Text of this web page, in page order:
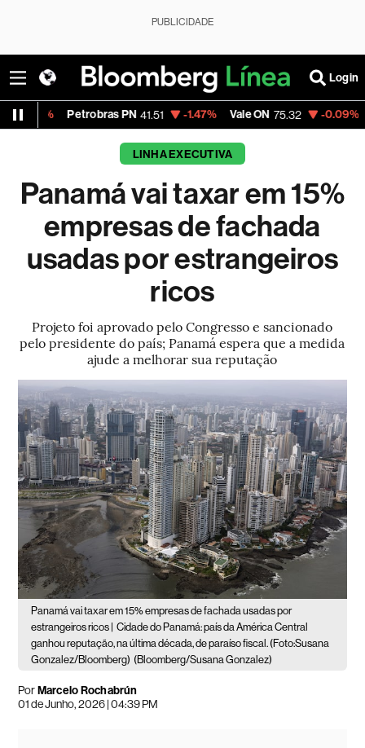
PUBLICIDADE
Login
Petrobras PN 41.51 -1.47% Vale ON 75.32 -0.09% Itaú PN
LINHA EXECUTIVA
Panamá vai taxar em 15%
empresas de fachada
usadas por estrangeiros
ricos
Projeto foi aprovado pelo Congresso e sancionado
pelo presidente do país; Panamá espera que a medida
ajude a melhorar sua reputação
Panamá vai taxar em 15% empresas de fachada usadas por
estrangeiros ricos |
Cidade do Panamá: país da América Central
ganhou reputação, na última década, de paraíso fiscal. (Foto:Susana
Gonzalez/Bloomberg) (Bloomberg/Susana Gonzalez)
PorMarcelo Rochabrún
01 de Junho, 2026 | 04:39 PM